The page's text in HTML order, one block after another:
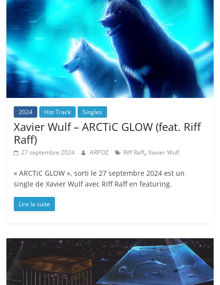
2024 Hot Track Singles
Xavier Wulf – ARCTiC GLOW (feat. Riff
Raff)
27 septembre 2024 ARPOZ Riff Raff,Xavier Wulf
« ARCTiC GLOW », sorti le 27 septembre 2024 est un
single de Xavier Wulf avec Riff Raff en featuring.
Lire la suite